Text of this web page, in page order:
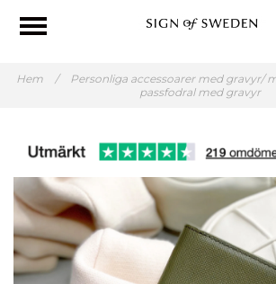
Hem / Personliga accessoarer med gravyr/
passfodral med gravyr